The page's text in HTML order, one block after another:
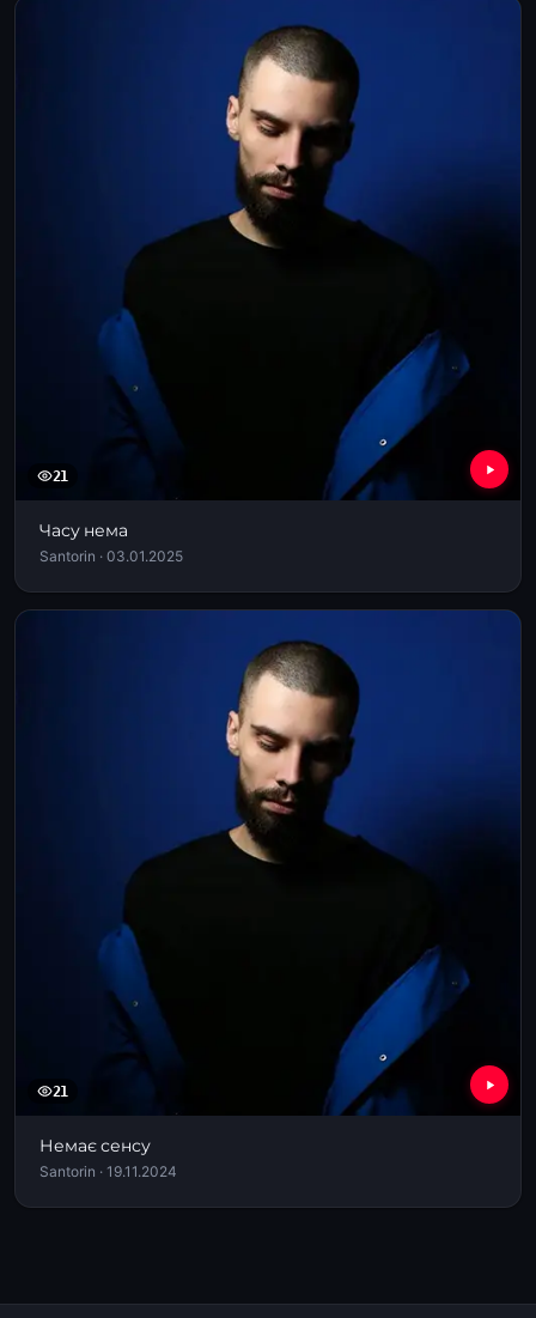
21
Часу нема
Santorin · 03.01.2025
21
Немає сенсу
Santorin · 19.11.2024